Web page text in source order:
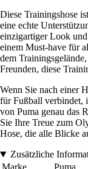
Diese Trainingshose
eine echte
einzigartiger Look
einem Must-have für
dem
Freunden, diese
Wenn Sie nach einer
für Fußball verbindet,
von Puma genau das
Sie Ihre Treue zum
Hose, die alle Blicke
Zusätzliche